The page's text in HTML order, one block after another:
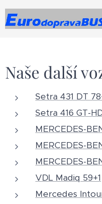
Naše další
Setra 431 DT
Setra 416 GT-
MERCEDES-
MERCEDES-
MERCEDES-
VDL Madiq 59+1
Mercedes